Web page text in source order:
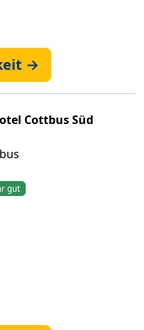
→
Cottbus Süd
gut